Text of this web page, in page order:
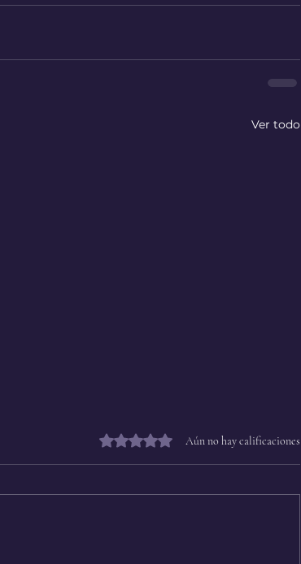
Ver todo
Obtuvo 0 de 5 estrellas.
Aún no hay calificaciones